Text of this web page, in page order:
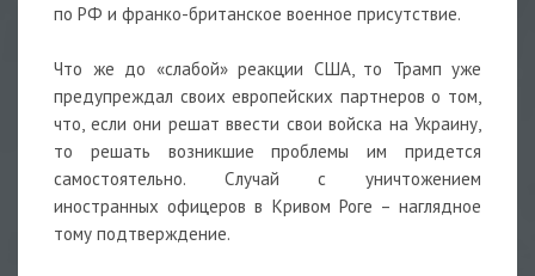
по РФ и франко-британское военное присутствие.
Что же до «слабой» реакции США, то Трамп уже
предупреждал своих европейских партнеров о том,
что, если они решат ввести свои войска на Украину,
то решать возникшие проблемы им придется
самостоятельно. Случай с уничтожением
иностранных офицеров в Кривом Роге – наглядное
тому подтверждение.